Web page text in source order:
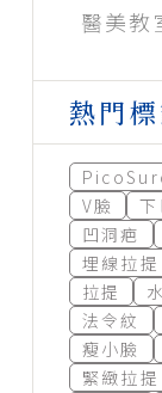
醫美教
熱門
V臉
凹洞疤
埋線拉提
拉提
法令紋
瘦小臉
緊緻拉提